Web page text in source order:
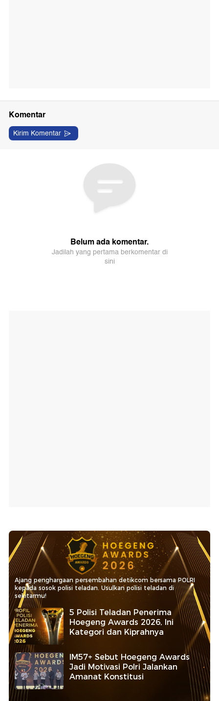
Ajang penghargaan persembahan detikcom bersama POLRI
kepada sosok polisi teladan. Usulkan polisi teladan di
sekitarmu!
5 Polisi Teladan Penerima
Hoegeng Awards 2026, Ini
Kategori dan Kiprahnya
IM57+ Sebut Hoegeng Awards
Jadi Motivasi Polri Jalankan
Amanat Konstitusi